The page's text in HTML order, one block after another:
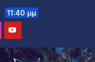
11:40 μμ